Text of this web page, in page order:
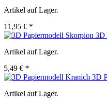
Artikel auf Lager.
11,95 € *
3D
Artikel auf Lager.
5,49 € *
3D
Artikel auf Lager.